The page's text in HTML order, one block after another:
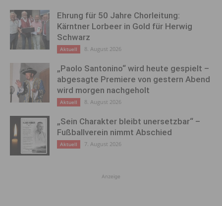
Ehrung für 50 Jahre Chorleitung:
Kärntner Lorbeer in Gold für Herwig
Schwarz
Aktuell 8. August 2026
„Paolo Santonino“ wird heute gespielt –
abgesagte Premiere von gestern Abend
wird morgen nachgeholt
Aktuell 8. August 2026
„Sein Charakter bleibt unersetzbar“ –
Fußballverein nimmt Abschied
Aktuell 7. August 2026
Anzeige